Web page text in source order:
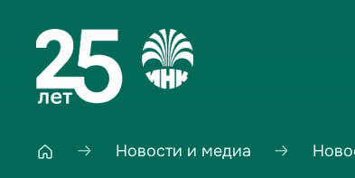
Новости и медиа